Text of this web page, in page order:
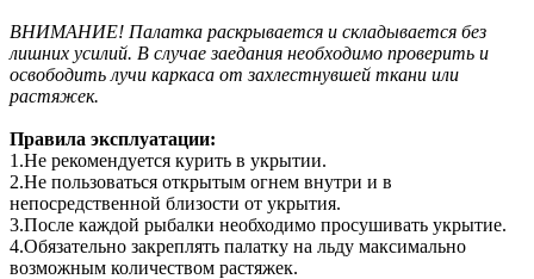
ВНИМАНИЕ! Палатка раскрывается и складывается без
лишних усилий. В случае заедания необходимо проверить и
освободить лучи каркаса от захлестнувшей ткани или
растяжек.
Правила эксплуатации:
1.Не рекомендуется курить в укрытии.
2.Не пользоваться открытым огнем внутри и в
непосредственной близости от укрытия.
3.После каждой рыбалки необходимо просушивать укрытие.
4.Обязательно закреплять палатку на льду максимально
возможным количеством растяжек.